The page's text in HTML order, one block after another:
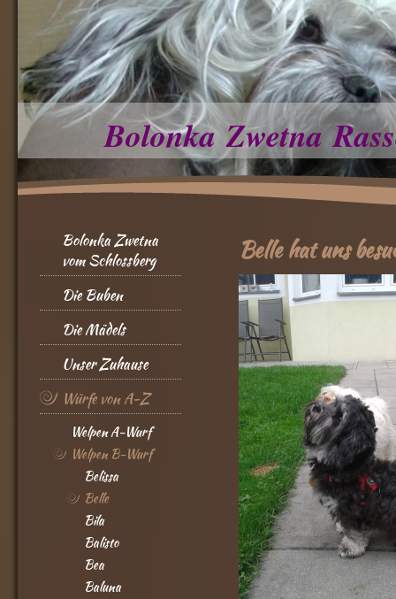
Bolonka Zwetna
Bolonka Zwetna
vom Schlossberg
Die Buben
Die Mädels
Unser Zuhause
Würfe von A-Z
Welpen A-Wurf
Welpen B-Wurf
Belissa
Belle
Bila
Balisto
Bea
Baluna
Belle hat uns